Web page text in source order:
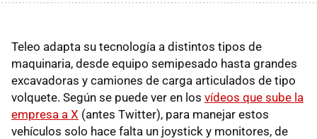
Teleo adapta su tecnología a distintos tipos de
maquinaria, desde equipo semipesado hasta grandes
excavadoras y camiones de carga articulados de tipo
volquete. Según se puede ver en los vídeos que sube la
empresa a X (antes Twitter), para manejar estos
vehículos solo hace falta un joystick y monitores, de